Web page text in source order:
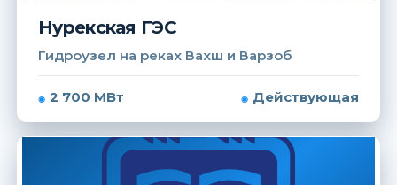
Нурекская ГЭС
Гидроузел на реках Вахш и Варзоб
2 700 МВт Действующая